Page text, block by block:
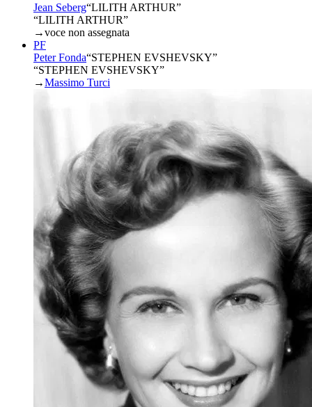
Jean Seberg“LILITH ARTHUR”
“LILITH ARTHUR”
→voce non assegnata
PF
Peter Fonda“STEPHEN EVSHEVSKY”
“STEPHEN EVSHEVSKY”
→Massimo Turci